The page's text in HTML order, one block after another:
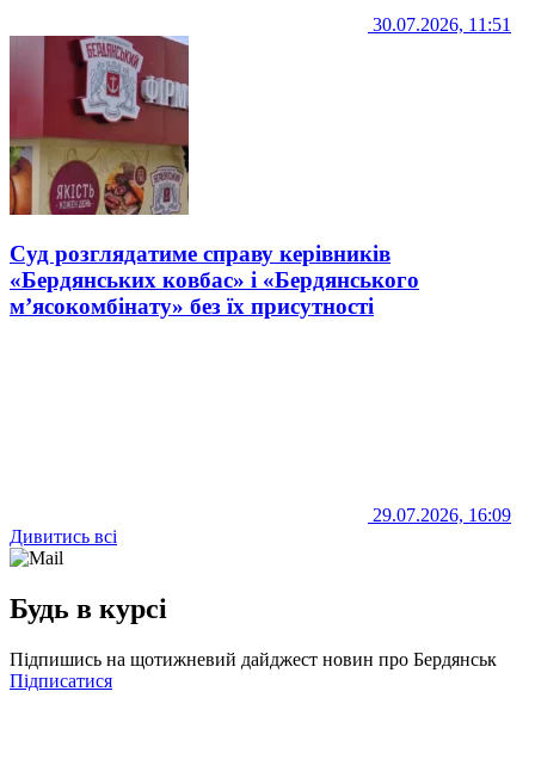
30.07.2026, 11:51
Суд розглядатиме справу керівників
«Бердянських ковбас» і «Бердянського
м’ясокомбінату» без їх присутності
29.07.2026, 16:09
Дивитись всі
Будь в курсі
Підпишись на щотижневий дайджест новин про Бердянськ
Підписатися